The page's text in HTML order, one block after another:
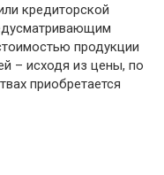
кредиторской
продукции
– исходя из цены, по
приобретается